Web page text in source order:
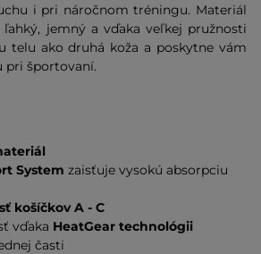
i pri náročnom tréningu. Materiál
jemný a vďaka veľkej pružnosti
telu ako druhá koža a poskytne vám
pri športovaní.
System zaisťuje vysokú absorpciu
košíčkov A - C
vďaka HeatGear technológii
časti